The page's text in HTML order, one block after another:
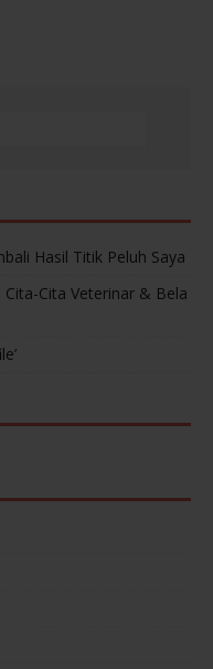
Hasil Titik Peluh Saya
Cita Veterinar & Bela